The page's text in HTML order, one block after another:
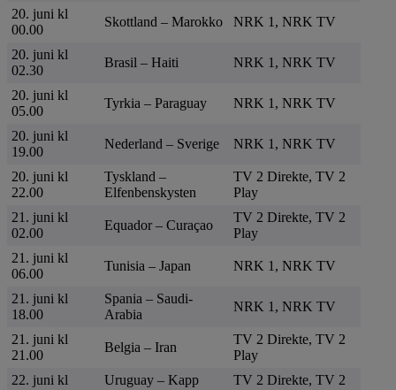
20. juni kl
00.00
Skottland – Marokko NRK 1, NRK TV
20. juni kl
02.30
Brasil – Haiti NRK 1, NRK TV
20. juni kl
05.00
Tyrkia – Paraguay NRK 1, NRK TV
20. juni kl
19.00
Nederland – Sverige NRK 1, NRK TV
20. juni kl
22.00
Tyskland –
Elfenbenskysten
TV 2 Direkte, TV 2
Play
21. juni kl
02.00
Equador – Curaçao
TV 2 Direkte, TV 2
Play
21. juni kl
06.00
Tunisia – Japan NRK 1, NRK TV
21. juni kl
18.00
Spania – Saudi-
Arabia
NRK 1, NRK TV
21. juni kl
21.00
Belgia – Iran
TV 2 Direkte, TV 2
Play
22. juni kl
Uruguay – Kapp
TV 2 Direkte, TV 2